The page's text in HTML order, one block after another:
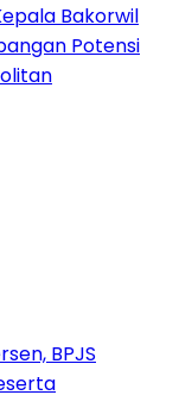
Bakorwil
Potensi
BPJS